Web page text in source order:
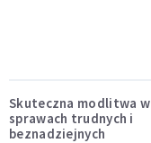
Skuteczna modlitwa w
sprawach trudnych i
beznadziejnych